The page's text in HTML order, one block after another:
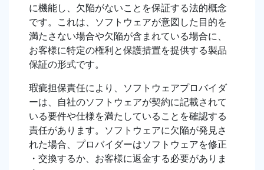
に機能し、欠陥がないことを保証する法的概念
です。これは、ソフトウェアが意図した目的を
満たさない場合や欠陥が含まれている場合に、
お客様に特定の権利と保護措置を提供する製品
保証の形式です。
瑕疵担保責任により、ソフトウェアプロバイダ
ーは、自社のソフトウェアが契約に記載されて
いる要件や仕様を満たしていることを確認する
責任があります。ソフトウェアに欠陥が発見さ
れた場合、プロバイダーはソフトウェアを修正
・交換するか、お客様に返金する必要がありま